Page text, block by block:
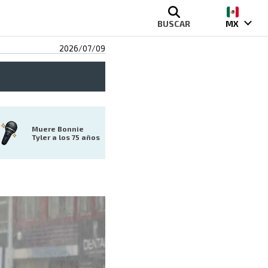
BUSCAR MX
2026/07/09
Muere Bonnie
Tyler a los 75 años